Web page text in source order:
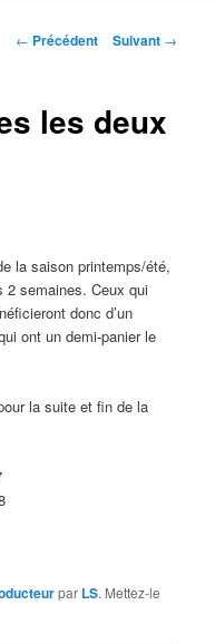
Navigation
← Précédent Suivant →
les deux
la saison printemps/été,
2 semaines. Ceux qui
donc d’un
ont un demi-panier le
la suite et fin de la
par LS. Mettez-le